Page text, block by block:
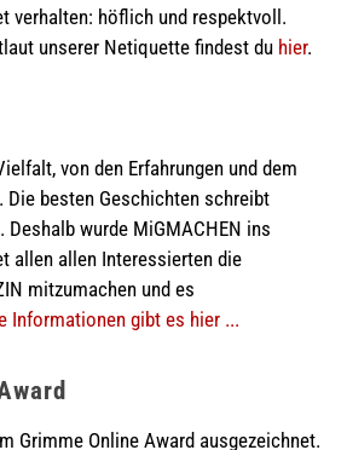
verhalten: höflich und respektvoll.
unserer Netiquette findest du hier.
von den Erfahrungen und dem
Die besten Geschichten schreibt
Deshalb wurde MiGMACHEN ins
allen allen Interessierten die
mitzumachen und es
Informationen gibt es hier ...
Grimme Online Award ausgezeichnet.